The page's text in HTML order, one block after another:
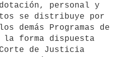
personal y
se distribuye por
demás Programas de
forma dispuesta
de Justicia